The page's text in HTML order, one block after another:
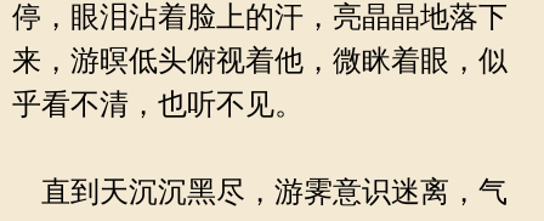
停，眼泪沾着脸上的汗，亮晶晶地落下
来，游暝低头俯视着他，微眯着眼，似
乎看不清，也听不见。
直到天沉沉黑尽，游霁意识迷离，气